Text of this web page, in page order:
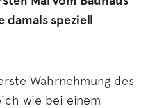
damals speziell
Wahrnehmung des
wie bei einem